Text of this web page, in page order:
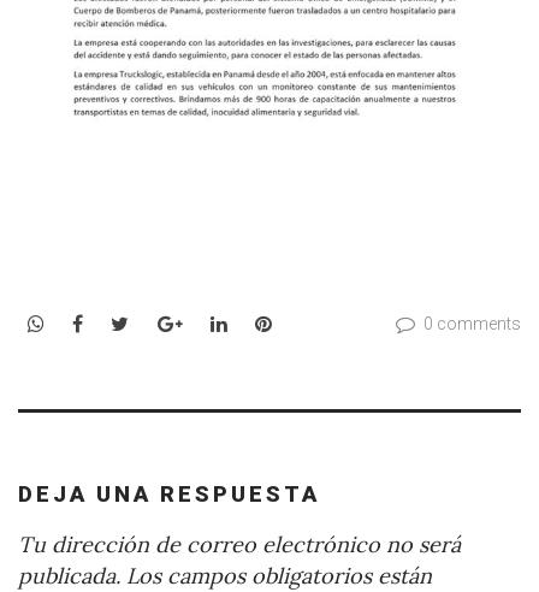
WhatsApp
Facebook
TwitterGoogle+LinkedInPinterest 0 comments
DEJA UNA RESPUESTA
Tu dirección de correo electrónico no será
publicada. Los campos obligatorios están